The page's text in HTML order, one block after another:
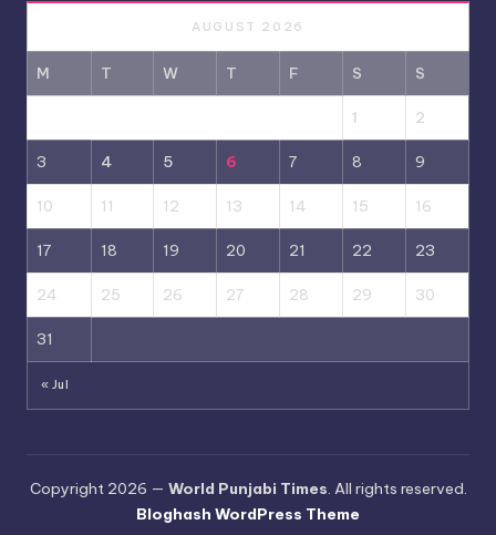
AUGUST 2026
M T W T F S S
1 2
3 4 5 6 7 8 9
10 11 12 13 14 15 16
17 18 19 20 21 22 23
24 25 26 27 28 29 30
31
« Jul
Copyright 2026 — World Punjabi Times. All rights reserved.
Bloghash WordPress Theme